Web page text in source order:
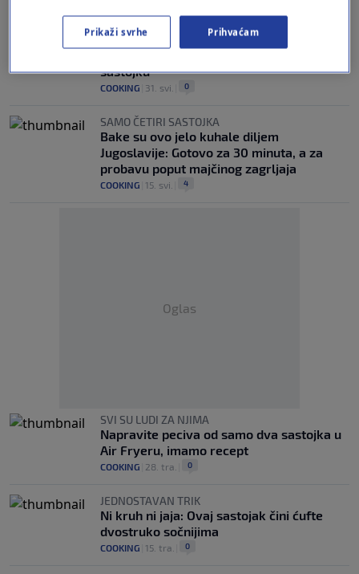
ISPROBAJTE!
Trik za ćufte koje ostaju mekane i sočne
sastojku
COOKING 31. svi. 0
SAMO ČETIRI SASTOJKA
Bake su ovo jelo kuhale diljem
Jugoslavije: Gotovo za 30 minuta, a za
probavu poput majčinog zagrljaja
COOKING 15. svi. 4
Oglas
SVI SU LUDI ZA NJIMA
Napravite peciva od samo dva sastojka u
Air Fryeru, imamo recept
COOKING 28. tra. 0
JEDNOSTAVAN TRIK
Ni kruh ni jaja: Ovaj sastojak čini ćufte
dvostruko sočnijima
COOKING 15. tra. 0
Prikaži svrhe Prihvaćam